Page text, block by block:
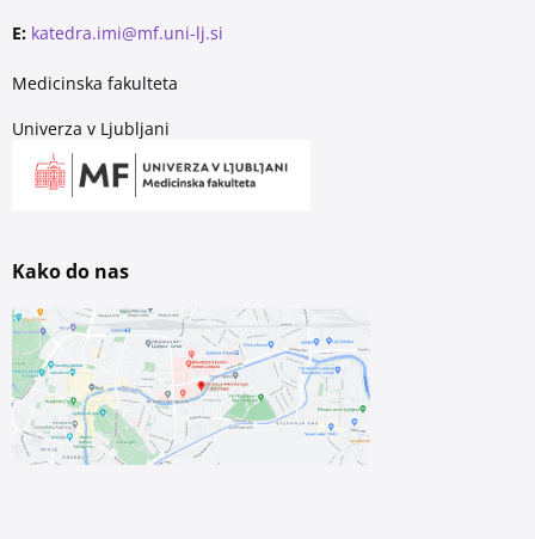
E: katedra.imi@mf.uni-lj.si
Medicinska fakulteta
Univerza v Ljubljani
Kako do nas